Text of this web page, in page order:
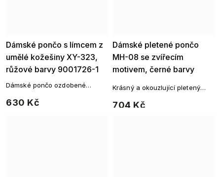
Dámské pončo s límcem z
umělé kožešiny XY-323,
růžové barvy 9001726-1
630 Kč
Dámské pončo ozdobené
trojúhelníkovým zakončením a
Dámské pletené pončo
MH-08 se zvířecím
motivem, černé barvy
704 Kč
Krásný a okouzlující pletený
zakončením, který vás zahřeje